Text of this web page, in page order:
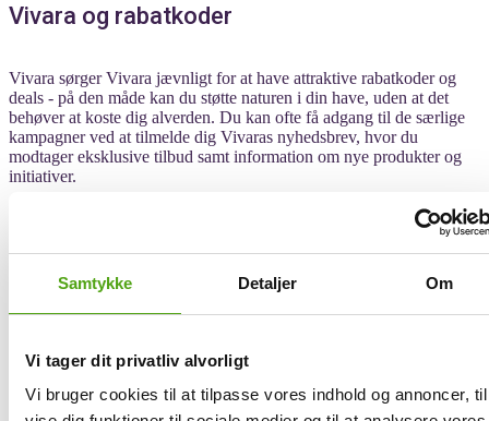
Samtykke Detaljer Om
Vi tager dit privatliv alvorligt
Vi bruger cookies til at tilpasse vores indhold og annoncer,
Vivara og rabatkoder
Vivara sørger Vivara jævnligt for at have attraktive rabatkoder og
deals - på den måde kan du støtte naturen i din have, uden at det
behøver at koste dig alverden. Du kan ofte få adgang til de særlige
kampagner ved at tilmelde dig Vivaras nyhedsbrev, hvor du
modtager eksklusive tilbud samt information om nye produkter og
initiativer.
Vivara fejrer desuden ofte store shoppingdage som Black Friday
med særlige deals, der giver endnu større besparelser på udvalgte
varer. De prioriterer bæredygtighed og kvalitet meget højt, hvilket de
blandt andet sikrer gennem egne produktioner.
Alt i alt tilbyder Vivara et solidt udvalg af produkter til dig, der
med nogle rigtig gode kundetilbud.